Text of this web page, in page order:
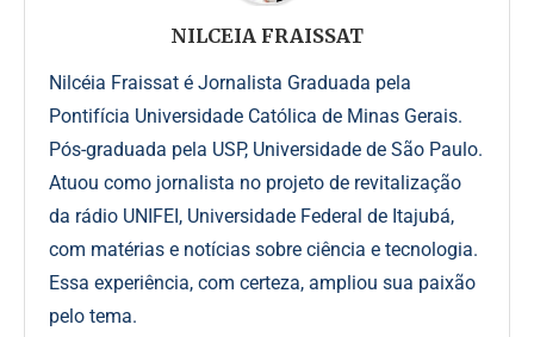
NILCEIA FRAISSAT
Nilcéia Fraissat é Jornalista Graduada pela
Pontifícia Universidade Católica de Minas Gerais.
Pós-graduada pela USP, Universidade de São Paulo.
Atuou como jornalista no projeto de revitalização
da rádio UNIFEI, Universidade Federal de Itajubá,
com matérias e notícias sobre ciência e tecnologia.
Essa experiência, com certeza, ampliou sua paixão
pelo tema.